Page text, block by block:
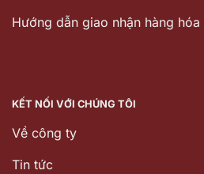
Hướng dẫn giao nhận hàng hóa
KẾT NỐI VỚI CHÚNG TÔI
Về công ty
Tin tức